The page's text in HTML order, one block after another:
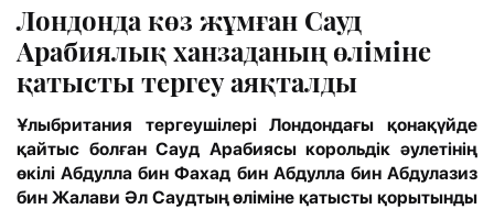
Лондонда көз жұмған Сауд
Арабиялық ханзаданың өліміне
қатысты тергеу аяқталды
Ұлыбритания тергеушілері Лондондағы қонақүйде
қайтыс болған Сауд Арабиясы корольдік әулетінің
өкілі Абдулла бин Фахад бин Абдулла бин Абдулазиз
бин Жалави Әл Саудтың өліміне қатысты қорытынды